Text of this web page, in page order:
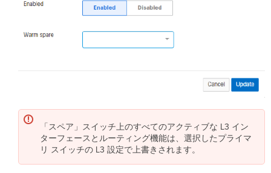
認
事
項
タ
イ
「スペア」スイッチ上のすべてのアクティブな L3 イン
ターフェースとルーティング機能は、選択したプライマ
リ スイッチの L3 設定で上書きされます。